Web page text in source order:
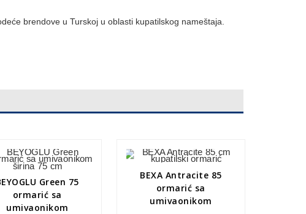
brendove u Turskoj u oblasti kupatilskog nameštaja.
Green 75
ormarić sa
umivaonikom
BEXA Antracite 85
ormarić sa
umivaonikom